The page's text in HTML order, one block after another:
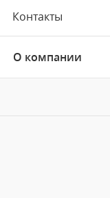
Контакты
О компании